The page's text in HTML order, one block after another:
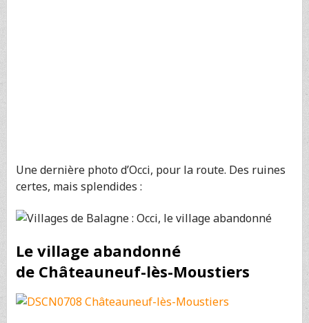
Une dernière photo d’Occi, pour la route. Des ruines
certes, mais splendides :
Le village abandonné
de Châteauneuf-lès-Moustiers